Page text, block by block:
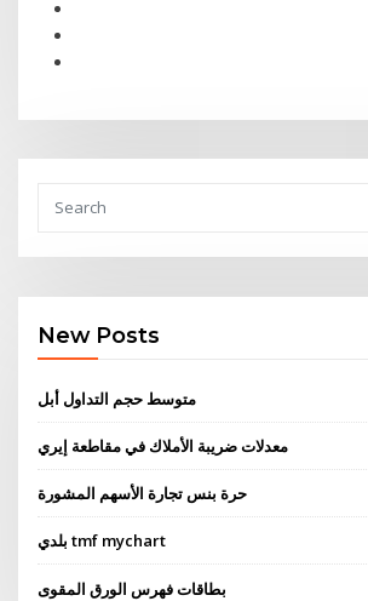
New Posts
متوسط ​​حجم التداول أبل
معدلات ضريبة الأملاك في مقاطعة إيري
حرة بنس تجارة الأسهم المشورة
بلدي tmf mychart
بطاقات فهرس الورق المقوى